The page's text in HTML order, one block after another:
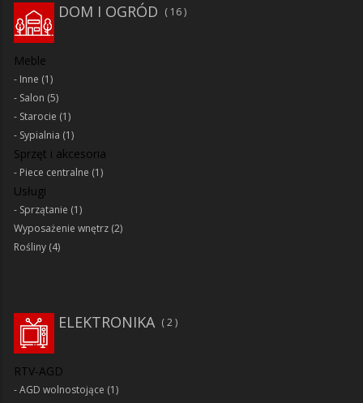
DOM I OGRÓD 16
Meble
Inne (1)
Salon (5)
Starocie (1)
Sypialnia (1)
Sprzęt i akcesoria
Piece centralne (1)
Usługi
Sprzątanie (1)
Wyposażenie wnętrz (2)
Rośliny (4)
2
ELEKTRONIKA
RTV-AGD
AGD wolnostojące (1)